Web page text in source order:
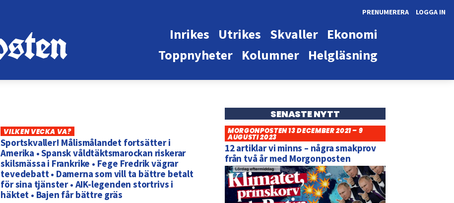
LOGGA IN
PRENUMERERA
Ekonomi
Skvaller
Utrikes
Inrikes
Helgläsning
Kolumner
Toppnyheter
VILKEN VECKA VA?
Sportskvaller! Målismålandet fortsätter i
Amerika • Spansk våldtäktsmarockan riskerar
skilsmässa i Frankrike • Fege Fredrik vägrar
tevedebatt • Damerna som vill ta bättre betalt
för sina tjänster • AIK-legenden stortrivs i
häktet • Bajen får bättre gräs
SENASTE NYTT
MORGONPOSTEN 13 DECEMBER 2021 – 9
AUGUSTI 2023
12 artiklar vi minns – några smakprov
från två år med Morgonposten